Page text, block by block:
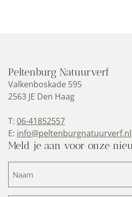
Verf
Olie